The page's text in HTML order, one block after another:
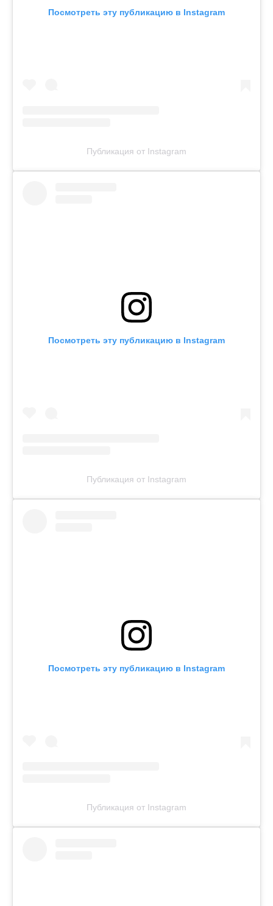
Посмотреть эту публикацию в Instagram
Публикация от Instagram
Посмотреть эту публикацию в Instagram
Публикация от Instagram
Посмотреть эту публикацию в Instagram
Публикация от Instagram